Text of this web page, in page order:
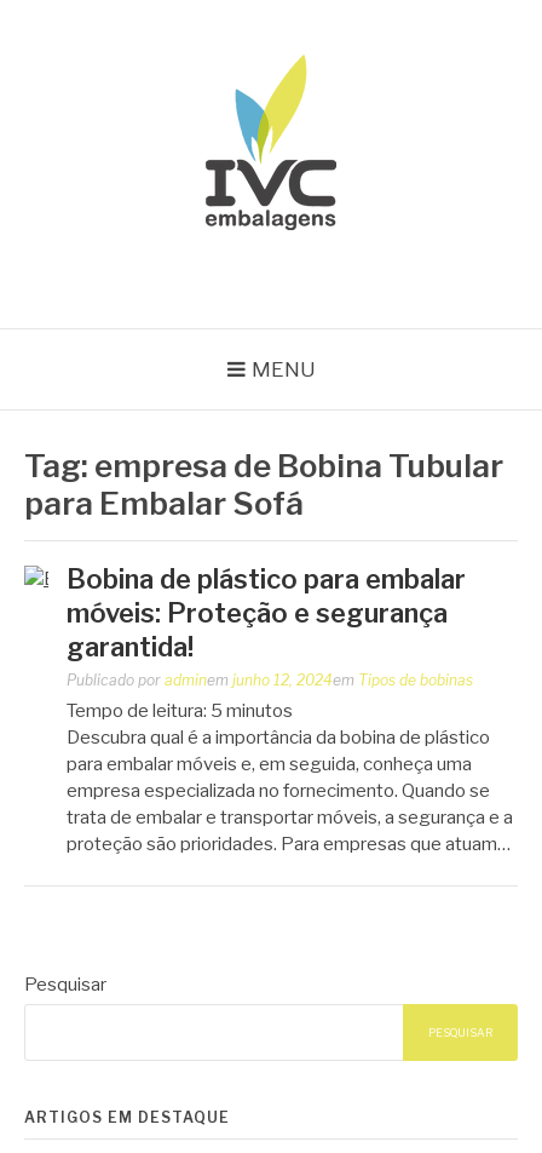
MENU
Tag: empresa de Bobina Tubular
para Embalar Sofá
Bobina de plástico para embalar
móveis: Proteção e segurança
garantida!
Publicado por adminem junho 12, 2024em Tipos de bobinas
Tempo de leitura: 5 minutos
Descubra qual é a importância da bobina de plástico
para embalar móveis e, em seguida, conheça uma
empresa especializada no fornecimento. Quando se
trata de embalar e transportar móveis, a segurança e a
proteção são prioridades. Para empresas que atuam…
Pesquisar
PESQUISAR
ARTIGOS EM DESTAQUE